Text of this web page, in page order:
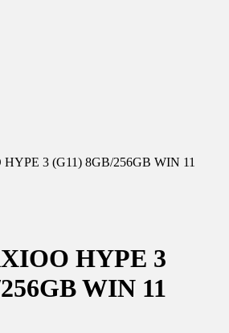
3 (G11) 8GB/256GB WIN 11
HYPE 3
WIN 11